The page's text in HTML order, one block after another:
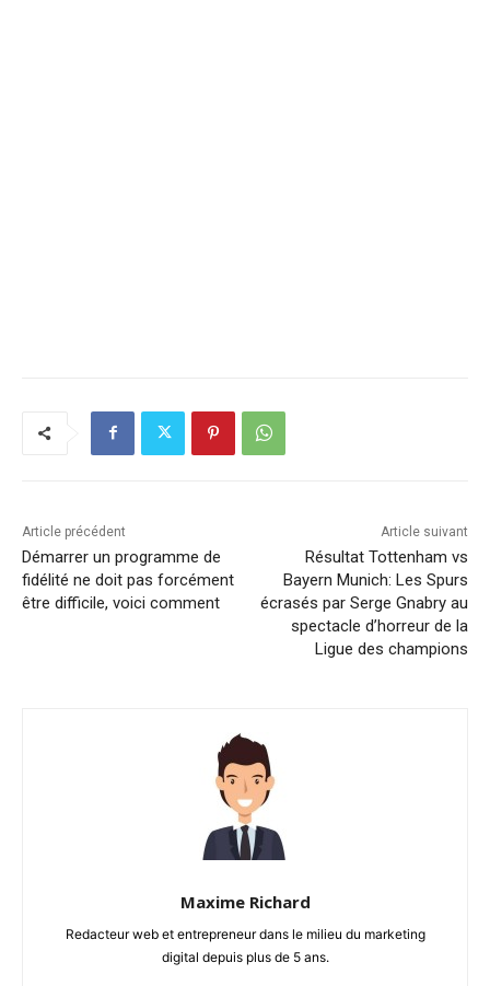
Article précédent
Démarrer un programme de
fidélité ne doit pas forcément
être difficile, voici comment
Article suivant
Résultat Tottenham vs
Bayern Munich: Les Spurs
écrasés par Serge Gnabry au
spectacle d’horreur de la
Ligue des champions
Maxime Richard
Redacteur web et entrepreneur dans le milieu du marketing
digital depuis plus de 5 ans.